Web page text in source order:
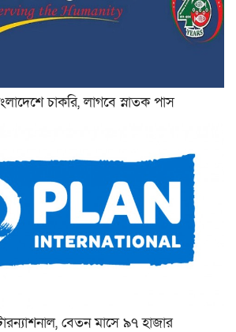
চাকরি, লাগবে স্নাতক পাস
বেতন মাসে ৯৭ হাজার